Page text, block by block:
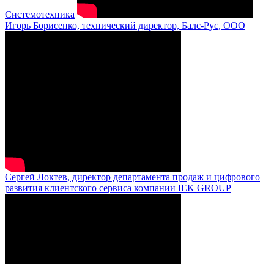
Системотехника
Игорь Борисенко, технический директор, Балс-Рус, ООО
Сергей Локтев, директор департамента продаж и цифрового
развития клиентского сервиса компании IEK GROUP